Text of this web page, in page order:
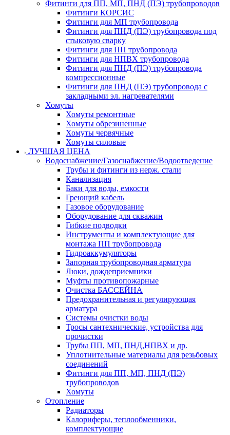
Фитинги для ПП, МП, ПНД (ПЭ) трубопроводов
Фитинги КОРСИС
Фитинги для МП трубопровода
Фитинги для ПНД (ПЭ) трубопровода под
стыковую сварку
Фитинги для ПП трубопровода
Фитинги для НПВХ трубопровода
Фитинги для ПНД (ПЭ) трубопровода
компрессионные
Фитинги для ПНД (ПЭ) трубопровода с
закладными эл. нагревателями
Хомуты
Хомуты ремонтные
Хомуты обрезиненные
Хомуты червячные
Хомуты силовые
ЛУЧШАЯ ЦЕНА
Водоснабжение/Газоснабжение/Водоотведение
Трубы и фитинги из нерж. стали
Канализация
Баки для воды, емкости
Греющий кабель
Газовое оборудование
Оборудование для скважин
Гибкие подводки
Инструменты и комплектующие для
монтажа ПП трубопровода
Гидроаккумуляторы
Запорная трубопроводная арматура
Люки, дождеприемники
Муфты противопожарные
Очистка БАССЕЙНА
Предохранительная и регулирующая
арматура
Системы очистки воды
Тросы сантехнические, устройства для
прочистки
Трубы ПП, МП, ПНД,НПВХ и др.
Уплотнительные материалы для резьбовых
соединений
Фитинги для ПП, МП, ПНД (ПЭ)
трубопроводов
Хомуты
Отопление
Радиаторы
Калориферы, теплообменники,
комплектующие